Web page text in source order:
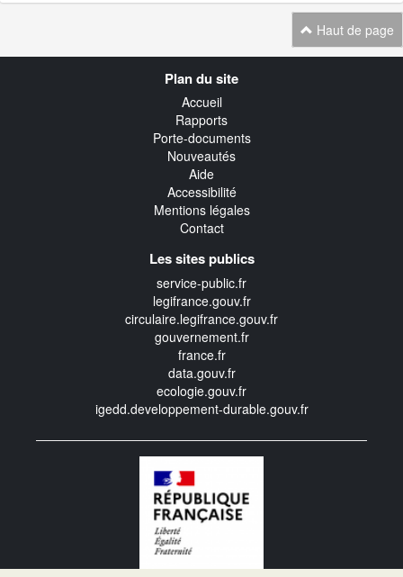
Haut de page
Plan du site
Accueil
Rapports
Porte-documents
Nouveautés
Aide
Accessibilité
Mentions légales
Contact
Les sites publics
service-public.fr
legifrance.gouv.fr
circulaire.legifrance.gouv.fr
gouvernement.fr
france.fr
data.gouv.fr
ecologie.gouv.fr
igedd.developpement-durable.gouv.fr